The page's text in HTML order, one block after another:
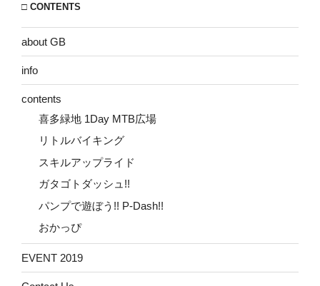
□ CONTENTS
about GB
info
contents
喜多緑地 1Day MTB広場
リトルバイキング
スキルアップライド
ガタゴトダッシュ!!
パンプで遊ぼう!! P-Dash!!
おかっぴ
EVENT 2019